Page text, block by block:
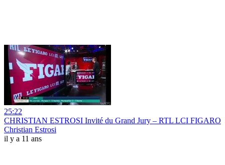
25:22
CHRISTIAN ESTROSI Invité du Grand Jury – RTL LCI FIGARO
Christian Estrosi
il y a 11 ans